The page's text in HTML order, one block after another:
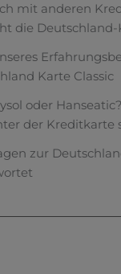
mit anderen
die
Karte Classic
oder
der Kreditkarte
zur